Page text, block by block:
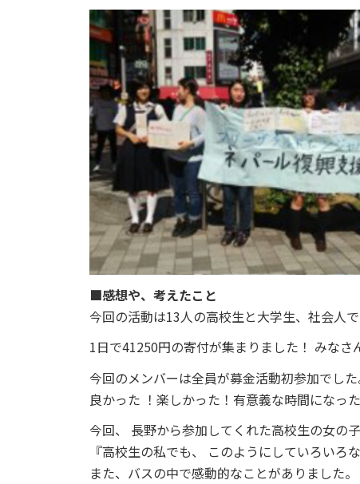
■感想や、考えたこと
今回の活動は13人の高校生と大学生、社会人で
1日で41250円の寄付が集まりました！ みなさ
今回のメンバーは全員が募金活動初参加でした
良かった ！楽しかった！有意義な時間になった
今回、 長野から参加してくれた高校生の女の
『高校生の私でも、
このようにしていろいろ
また、バスの中で感動的なことがありました。